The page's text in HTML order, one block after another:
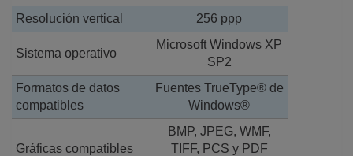
Resolución vertical
256 ppp
Sistema operativo
Microsoft Windows XP
SP2
Formatos de datos
compatibles
Fuentes TrueType® de
Windows®
Gráficas compatibles
BMP, JPEG, WMF,
TIFF, PCS y PDF